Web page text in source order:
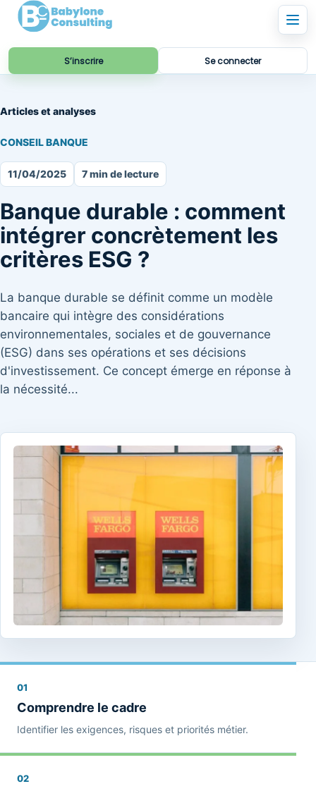
S’inscrire Se connecter
Articles et analyses
CONSEIL BANQUE
11/04/2025 7 min de lecture
Banque durable : comment
intégrer concrètement les
critères ESG ?
La banque durable se définit comme un modèle
bancaire qui intègre des considérations
environnementales, sociales et de gouvernance
(ESG) dans ses opérations et ses décisions
d'investissement. Ce concept émerge en réponse à
la nécessité...
01
Comprendre le cadre
Identifier les exigences, risques et priorités métier.
02